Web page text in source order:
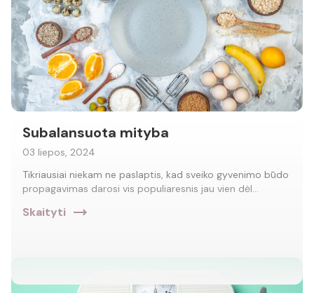
Subalansuota mityba
03 liepos, 2024
Tikriausiai niekam ne paslaptis, kad sveiko gyvenimo būdo
propagavimas darosi vis populiaresnis jau vien dėl…
Skaityti trending_flat